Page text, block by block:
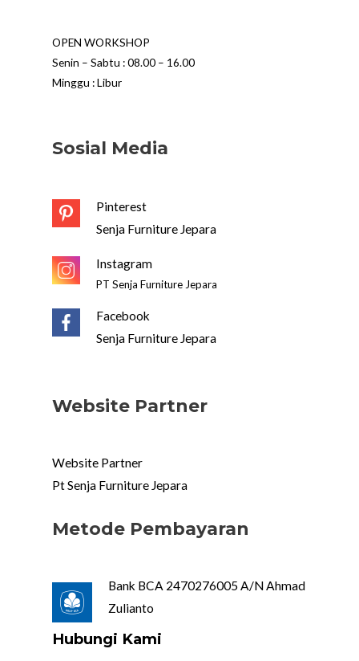
OPEN WORKSHOP
Senin – Sabtu : 08.00 – 16.00
Minggu : Libur
Sosial Media
Pinterest
Senja Furniture Jepara
Instagram
PT Senja Furniture Jepara
Facebook
Senja Furniture Jepara
Website Partner
Website Partner
Pt Senja Furniture Jepara
Metode Pembayaran
Bank BCA 2470276005 A/N Ahmad
Zulianto
Hubungi Kami